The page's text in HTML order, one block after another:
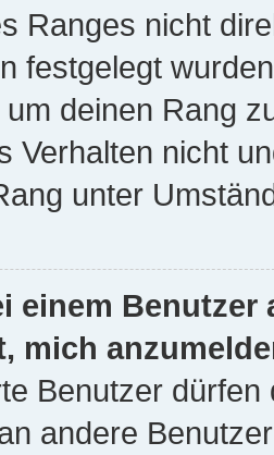
Ranges nicht
festgelegt
um deinen Rang
Verhalten nicht
unter
einem
mich
Benutzer
andere